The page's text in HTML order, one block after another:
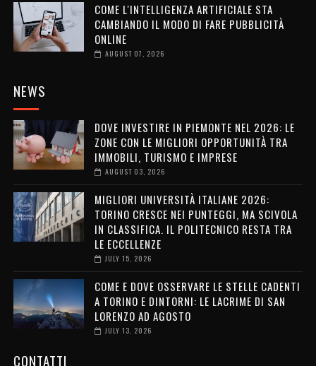
COME L'INTELLIGENZA ARTIFICIALE STA
CAMBIANDO IL MODO DI FARE PUBBLICITÀ
ONLINE
AUGUST 07, 2026
NEWS
DOVE INVESTIRE IN PIEMONTE NEL 2026: LE
ZONE CON LE MIGLIORI OPPORTUNITÀ TRA
IMMOBILI, TURISMO E IMPRESE
AUGUST 03, 2026
MIGLIORI UNIVERSITÀ ITALIANE 2026:
TORINO CRESCE NEI PUNTEGGI, MA SCIVOLA
IN CLASSIFICA. IL POLITECNICO RESTA TRA
LE ECCELLENZE
JULY 15, 2026
COME E DOVE OSSERVARE LE STELLE CADENTI
A TORINO E DINTORNI: LE LACRIME DI SAN
LORENZO AD AGOSTO
JULY 13, 2026
CONTATTI